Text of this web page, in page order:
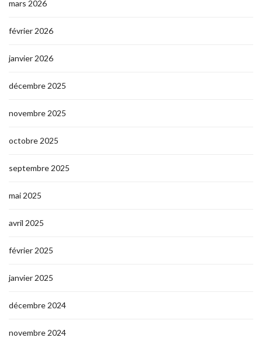
mars 2026
février 2026
janvier 2026
décembre 2025
novembre 2025
octobre 2025
septembre 2025
mai 2025
avril 2025
février 2025
janvier 2025
décembre 2024
novembre 2024